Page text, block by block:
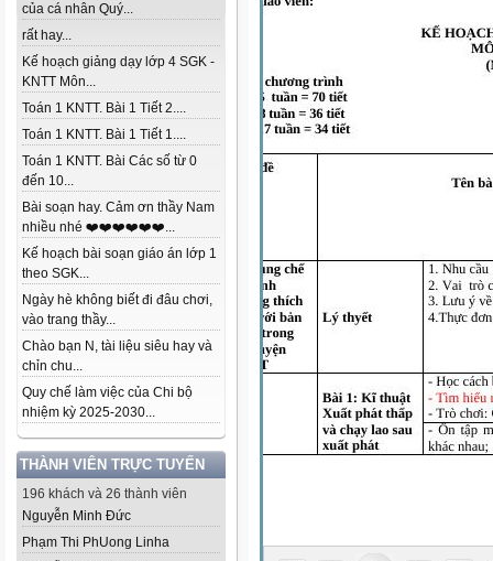
của cá nhân Quý...
rất hay...
Kế hoạch giảng dạy lớp 4 SGK -
KNTT Môn...
Toán 1 KNTT. Bài 1 Tiết 2....
Toán 1 KNTT. Bài 1 Tiết 1....
Toán 1 KNTT. Bài Các số từ 0
đến 10...
Bài soạn hay. Cảm ơn thầy Nam
nhiều nhé ❤️❤️❤️❤️❤️❤️...
Kế hoạch bài soạn giáo án lớp 1
theo SGK...
Ngày hè không biết đi đâu chơi,
vào trang thầy...
Chào bạn N, tài liệu siêu hay và
chỉn chu...
Quy chế làm việc của Chi bộ
nhiệm kỳ 2025-2030...
THÀNH VIÊN TRỰC TUYẾN
196 khách và 26 thành viên
Nguyễn Minh Đức
Phạm Thi Ph­Uong Linha